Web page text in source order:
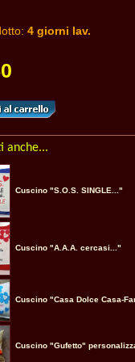
4 giorni lav.
anche...
Cuscino "S.O.S. SINGLE..."
Cuscino "A.A.A. cercasi..."
Cuscino "Casa Dolce Casa-
Cuscino "Gufetto"